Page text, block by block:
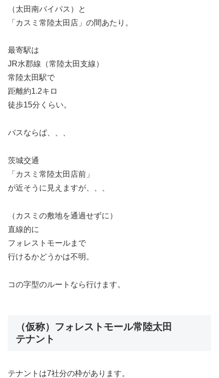
（太田南バイパス）と
「カスミ常陸太田店」の間あたり。
最寄駅は
JR水郡線（常陸太田支線）
常陸太田駅で
距離約1.2キロ
徒歩15分くらい。
バスならば、、、
茨城交通
「カスミ常陸太田店前」
が近そうに見えますが、、、
（カスミの敷地を通過せずに）
直線的に
フォレストモールまで
行けるかどうかは不明。
コの字型のルートなら行けます。
（仮称）フォレストモール常陸太田
テナント
テナントは7社分の枠があります。